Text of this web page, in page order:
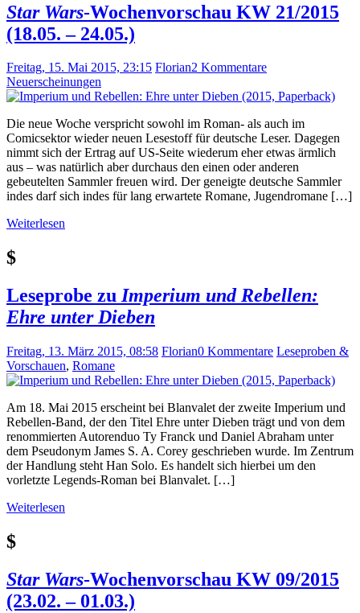
Star Wars-Wochenvorschau KW 21/2015
(18.05. – 24.05.)
Freitag, 15. Mai 2015, 23:15 Florian2 Kommentare
Neuerscheinungen
Die neue Woche verspricht sowohl im Roman- als auch im
Comicsektor wieder neuen Lesestoff für deutsche Leser. Dagegen
nimmt sich der Ertrag auf US-Seite wiederum eher etwas ärmlich
aus – was natürlich aber durchaus den einen oder anderen
gebeutelten Sammler freuen wird. Der geneigte deutsche Sammler
indes darf sich indes für lang erwartete Romane, Jugendromane […]
Weiterlesen
$
Leseprobe zuImperium und Rebellen:
Ehre unter Dieben
Freitag, 13. März 2015, 08:58 Florian0 Kommentare Leseproben &
Vorschauen, Romane
Am 18. Mai 2015 erscheint bei Blanvalet der zweite Imperium und
Rebellen-Band, der den Titel Ehre unter Dieben trägt und von dem
renommierten Autorenduo Ty Franck und Daniel Abraham unter
dem Pseudonym James S. A. Corey geschrieben wurde. Im Zentrum
der Handlung steht Han Solo. Es handelt sich hierbei um den
vorletzte Legends-Roman bei Blanvalet. […]
Weiterlesen
$
Star Wars-Wochenvorschau KW 09/2015
(23.02. – 01.03.)